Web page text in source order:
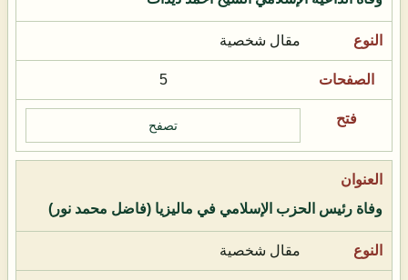
مقال شخصية
5
تصفح
وفاة رئيس الحزب الإسلامي في ماليزيا (فاضل محمد نور)
مقال شخصية